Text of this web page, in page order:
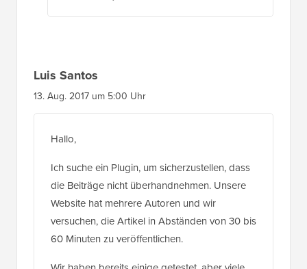
Luis Santos
13. Aug. 2017 um 5:00 Uhr
Hallo,
Ich suche ein Plugin, um sicherzustellen, dass
die Beiträge nicht überhandnehmen. Unsere
Website hat mehrere Autoren und wir
versuchen, die Artikel in Abständen von 30 bis
60 Minuten zu veröffentlichen.